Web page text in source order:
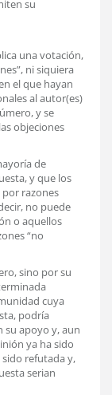
su
una votación,
ni siquiera
el que hayan
al autor(es)
y se
objeciones
de
y que los
razones
no puede
o aquellos
“no
sino por su
cuya
podría
su apoyo y, aun
ya ha sido
refutada y,
serian